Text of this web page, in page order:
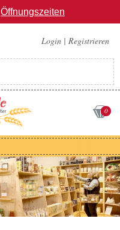
Öffnungszeiten
Login | Registrieren
0